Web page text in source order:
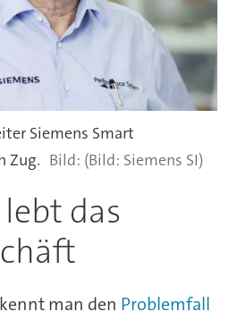
Siemens Smart
Zug.
(Bild: Siemens SI)
das
man den Problemfall